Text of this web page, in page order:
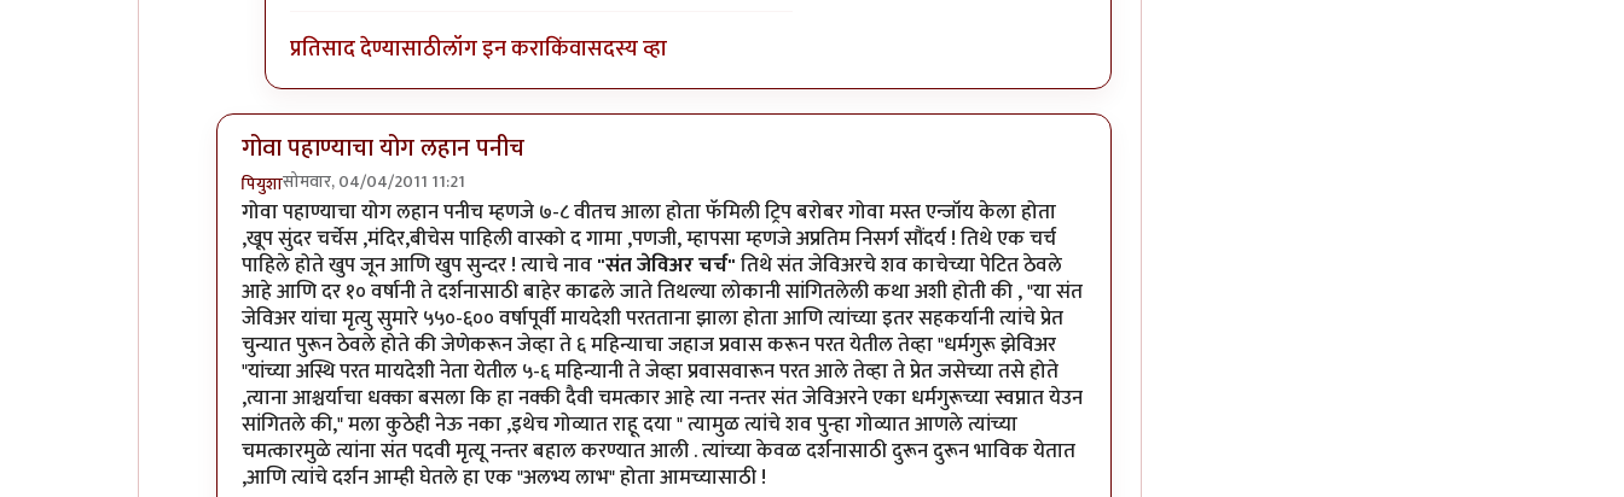
प्रतिसाद देण्यासाठीलॉग इन कराकिंवासदस्य व्हा
गोवा पहाण्याचा योग लहान पनीच
पियुशासोमवार, 04/04/2011 11:21
In reply toअभिनंदन.. लवकर येऊ द्याbyयोगप्रभू
गोवा पहाण्याचा योग लहान पनीच म्हणजे ७-८ वीतच आला होता फॅमिली ट्रिप बरोबर गोवा मस्त एन्जॉय केला होता
,खूप सुंदर चर्चेस ,मंदिर,बीचेस पाहिली वास्को द गामा ,पणजी, म्हापसा म्हणजे अप्रतिम निसर्ग सौंदर्य ! तिथे एक चर्च
पाहिले होते खुप जून आणि खुप सुन्दर ! त्याचे नाव"संत जेविअर चर्च"तिथे संत जेविअरचे शव काचेच्या पेटित ठेवले
आहे आणि दर १० वर्षानी ते दर्शनासाठी बाहेर काढले जाते तिथल्या लोकानी सांगितलेली कथा अशी होती की , "या संत
जेविअर यांचा मृत्यु सुमारे ५५०-६०० वर्षापूर्वी मायदेशी परतताना झाला होता आणि त्यांच्या इतर सहकर्यानी त्यांचे प्रेत
चुन्यात पुरून ठेवले होते की जेणेकरून जेव्हा ते ६ महिन्याचा जहाज प्रवास करून परत येतील तेव्हा "धर्मगुरू झेविअर
"यांच्या अस्थि परत मायदेशी नेता येतील ५-६ महिन्यानी ते जेव्हा प्रवासवारून परत आले तेव्हा ते प्रेत जसेच्या तसे होते
,त्याना आश्चर्याचा धक्का बसला कि हा नक्की दैवी चमत्कार आहे त्या नन्तर संत जेविअरने एका धर्मगुरूच्या स्वप्नात येउन
सांगितले की," मला कुठेही नेऊ नका ,इथेच गोव्यात राहू दया " त्यामुळ त्यांचे शव पुन्हा गोव्यात आणले त्यांच्या
चमत्कारमुळे त्यांना संत पदवी मृत्यू नन्तर बहाल करण्यात आली . त्यांच्या केवळ दर्शनासाठी दुरून दुरून भाविक येतात
,आणि त्यांचे दर्शन आम्ही घेतले हा एक "अलभ्य लाभ" होता आमच्यासाठी !